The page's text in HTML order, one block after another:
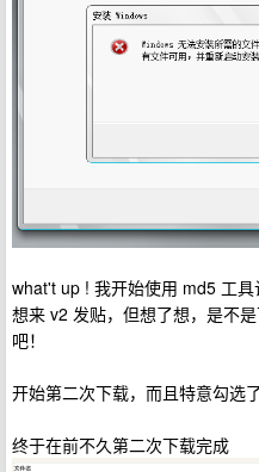
what't up ! 我开始使用 md5 工
想来 v2 发贴，但想了想，是不
吧！
开始第二次下载，而且特意勾选
终于在前不久第二次下载完成